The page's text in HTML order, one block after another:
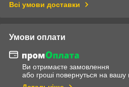
Всі умови доставки
Умови оплати
Ви отримаєте замовлення
або гроші повернуться на вашу